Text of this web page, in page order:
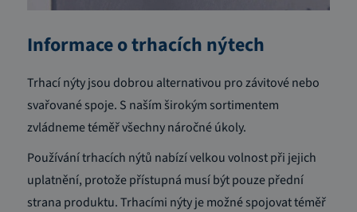
Informace o trhacích nýtech
Trhací nýty jsou dobrou alternativou pro závitové nebo
svařované spoje. S naším širokým sortimentem
zvládneme téměř všechny náročné úkoly.
Používání trhacích nýtů nabízí velkou volnost při jejich
uplatnění, protože přístupná musí být pouze přední
strana produktu. Trhacími nýty je možné spojovat téměř